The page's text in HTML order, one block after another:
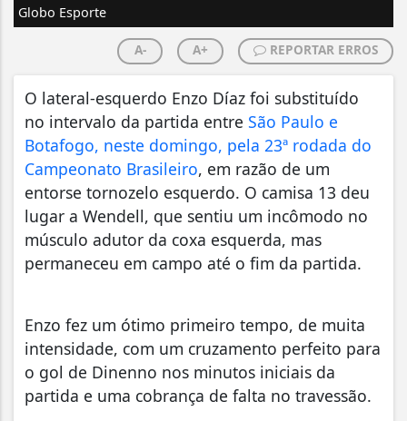
Globo Esporte
A- A+ REPORTAR ERROS
O lateral-esquerdo Enzo Díaz foi substituído
no intervalo da partida entre São Paulo e
Botafogo, neste domingo, pela 23ª rodada do
Campeonato Brasileiro, em razão de um
entorse tornozelo esquerdo. O camisa 13 deu
lugar a Wendell, que sentiu um incômodo no
músculo adutor da coxa esquerda, mas
permaneceu em campo até o fim da partida.
Enzo fez um ótimo primeiro tempo, de muita
intensidade, com um cruzamento perfeito para
o gol de Dinenno nos minutos iniciais da
partida e uma cobrança de falta no travessão.